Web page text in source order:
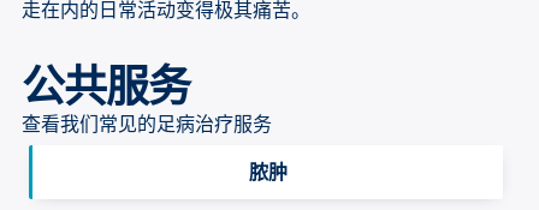
走在内的日常活动变得极其痛苦。
公共服务
查看我们常见的足病治疗服务
脓肿